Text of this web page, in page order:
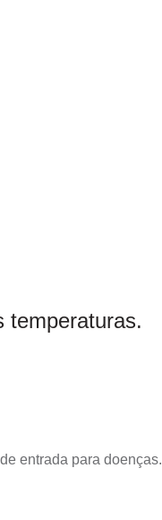
temperaturas.
entrada para doenças.